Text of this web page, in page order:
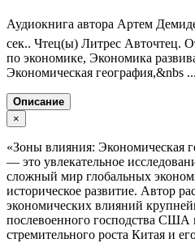
Аудиокнига автора Артем
сек.. Чтец(ы) Литрес Авточтец.
по экономике, Экономика
Экономическая география,&nbs ...
Описание
×
«Зоны влияния: Экономическая
— это увлекательное
сложный мир глобальных
историческое развитие. Автор
экономических влияний
послевоенного господства США
стремительного роста Китая и